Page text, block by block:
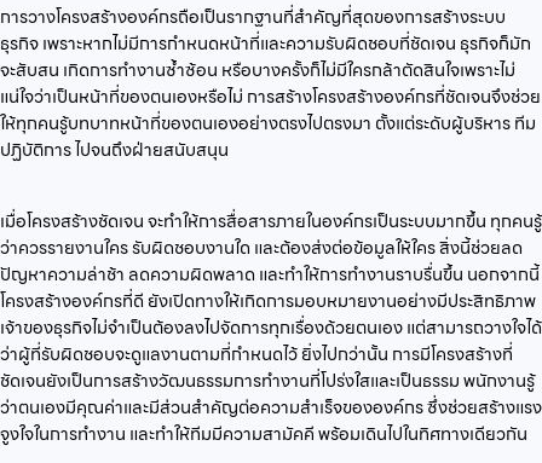
การวางโครงสร้างองค์กรถือเป็นรากฐานที่สำคัญที่สุดของการสร้างระบบ
ธุรกิจ เพราะหากไม่มีการกำหนดหน้าที่และความรับผิดชอบที่ชัดเจน ธุรกิจก็มัก
จะสับสน เกิดการทำงานซ้ำซ้อน หรือบางครั้งก็ไม่มีใครกล้าตัดสินใจเพราะไม่
แน่ใจว่าเป็นหน้าที่ของตนเองหรือไม่ การสร้างโครงสร้างองค์กรที่ชัดเจนจึงช่วย
ให้ทุกคนรู้บทบาทหน้าที่ของตนเองอย่างตรงไปตรงมา ตั้งแต่ระดับผู้บริหาร ทีม
ปฏิบัติการ ไปจนถึงฝ่ายสนับสนุน
เมื่อโครงสร้างชัดเจน จะทำให้การสื่อสารภายในองค์กรเป็นระบบมากขึ้น ทุกคนรู้
ว่าควรรายงานใคร รับผิดชอบงานใด และต้องส่งต่อข้อมูลให้ใคร สิ่งนี้ช่วยลด
ปัญหาความล่าช้า ลดความผิดพลาด และทำให้การทำงานราบรื่นขึ้น นอกจากนี้
โครงสร้างองค์กรที่ดี ยังเปิดทางให้เกิดการมอบหมายงานอย่างมีประสิทธิภาพ
เจ้าของธุรกิจไม่จำเป็นต้องลงไปจัดการทุกเรื่องด้วยตนเอง แต่สามารถวางใจได้
ว่าผู้ที่รับผิดชอบจะดูแลงานตามที่กำหนดไว้ ยิ่งไปกว่านั้น การมีโครงสร้างที่
ชัดเจนยังเป็นการสร้างวัฒนธรรมการทำงานที่โปร่งใสและเป็นธรรม พนักงานรู้
ว่าตนเองมีคุณค่าและมีส่วนสำคัญต่อความสำเร็จขององค์กร ซึ่งช่วยสร้างแรง
จูงใจในการทำงาน และทำให้ทีมมีความสามัคคี พร้อมเดินไปในทิศทางเดียวกัน